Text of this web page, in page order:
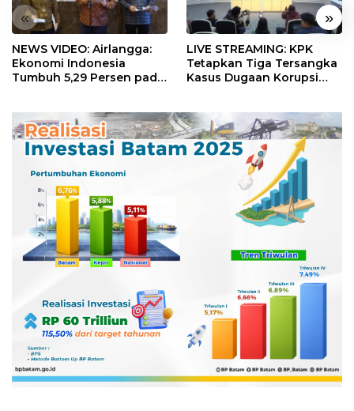
« »
NEWS VIDEO: Airlangga:
Ekonomi Indonesia
Tumbuh 5,29 Persen pada
LIVE STREAMING: KPK
Tetapkan Tiga Tersangka
Kasus Dugaan Korupsi